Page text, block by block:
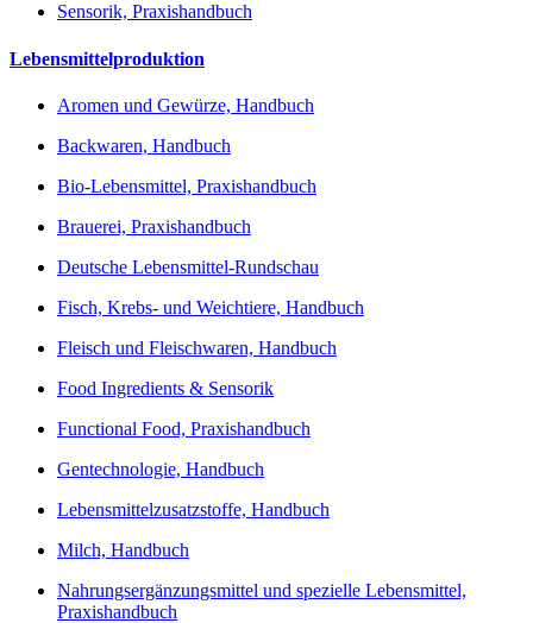
Sensorik, Praxishandbuch
Lebensmittelproduktion
Aromen und Gewürze, Handbuch
Backwaren, Handbuch
Bio-Lebensmittel, Praxishandbuch
Brauerei, Praxishandbuch
Deutsche Lebensmittel-Rundschau
Fisch, Krebs- und Weichtiere, Handbuch
Fleisch und Fleischwaren, Handbuch
Food Ingredients & Sensorik
Functional Food, Praxishandbuch
Gentechnologie, Handbuch
Lebensmittelzusatzstoffe, Handbuch
Milch, Handbuch
Nahrungsergänzungsmittel und spezielle Lebensmittel,
Praxishandbuch